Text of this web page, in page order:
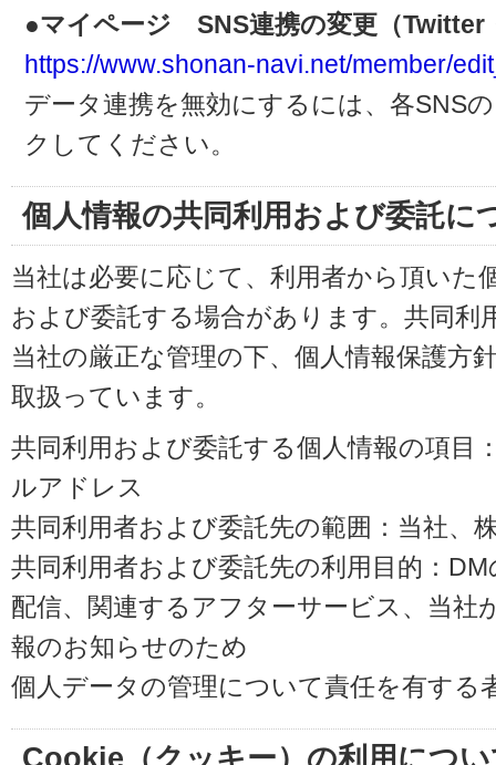
●マイページ SNS連携の変更（Twitter
https://www.shonan-navi.net/member/
データ連携を無効にするには、各SNS
クしてください。
個人情報の共同利用および委託に
当社は必要に応じて、利用者から頂いた
および委託する場合があります。共同利
当社の厳正な管理の下、個人情報保護方
取扱っています。
共同利用および委託する個人情報の項目
ルアドレス
共同利用者および委託先の範囲：当社、
共同利用者および委託先の利用目的：
配信、関連するアフターサービス、当社
報のお知らせのため
個人データの管理について責任を有する
Cookie（クッキー）の利用につ